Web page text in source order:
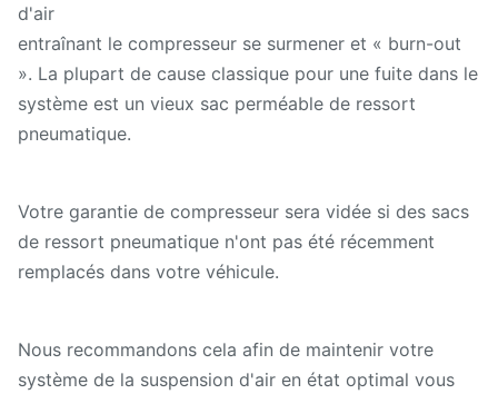
d'air
entraînant le compresseur se surmener et « burn-out
». La plupart de cause classique pour une fuite dans le
système est un vieux sac perméable de ressort
pneumatique.
Votre garantie de compresseur sera vidée si des sacs
de ressort pneumatique n'ont pas été récemment
remplacés dans votre véhicule.
Nous recommandons cela afin de maintenir votre
système de la suspension d'air en état optimal vous